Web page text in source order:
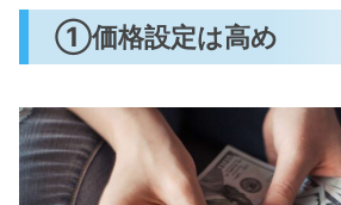
①価格設定は高め